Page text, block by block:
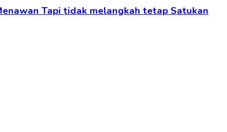
Tapi tidak melangkah tetap Satukan